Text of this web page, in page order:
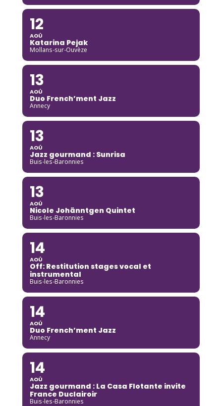
12
AOÛ
Katarina Pejak
Mollans-sur-Ouvèze
13
AOÛ
Duo French’ment Jazz
Annecy
13
AOÛ
Jazz gourmand : Sunrisa
Buis-les-Baronnies
13
AOÛ
Nicole Johänntgen Quintet
Buis-les-Baronnies
14
AOÛ
Off: Restitution stages vocal et
instrumental
Buis-les-Baronnies
14
AOÛ
Duo French’ment Jazz
Annecy
14
AOÛ
Jazz gourmand : La Casa Flotante invite
France Duclairoir
Buis-les-Baronnies